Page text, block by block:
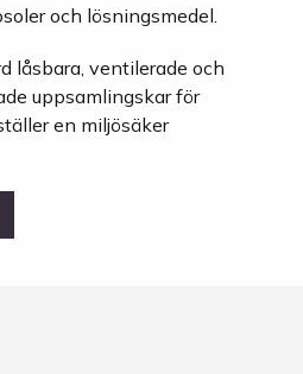
och lösningsmedel.
låsbara, ventilerade och
uppsamlingskar för
en miljösäker